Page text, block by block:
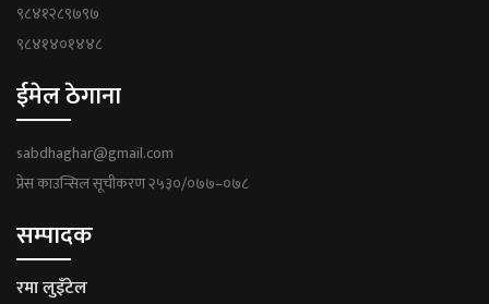
९८४१२८९७९७
९८४१४०१४४८
ईमेल ठेगाना
sabdhaghar@gmail.com
प्रेस काउन्सिल सूचीकरण २५३०/०७७–०७८
सम्पादक
रमा लुइँटेल